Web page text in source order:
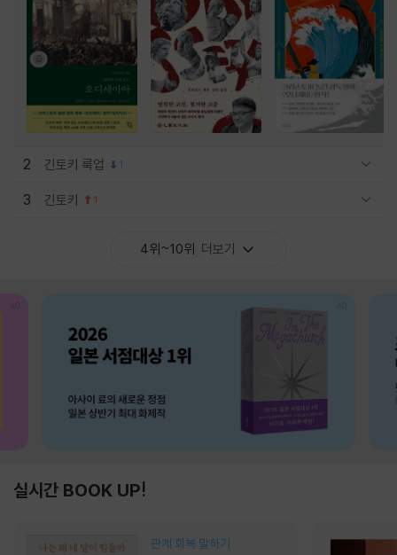
2 긴토키 룩업 1
3 긴토키 1
4위~10위 더보기
실시간 BOOK UP!
관계 회복 말하기